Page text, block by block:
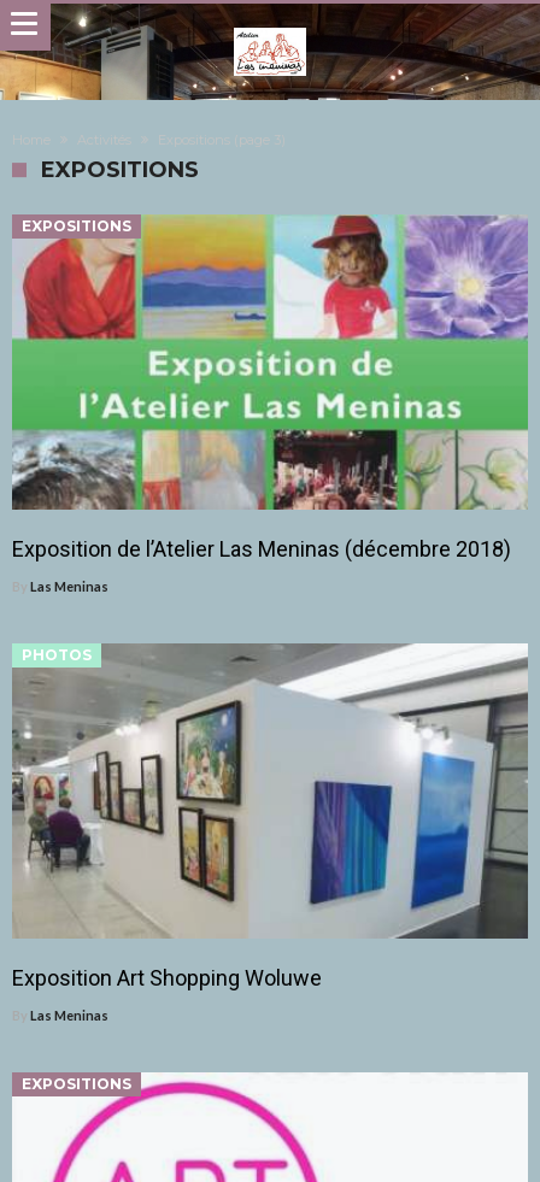
Home Activités Expositions (page 3)
EXPOSITIONS
EXPOSITIONS
Exposition de l’Atelier Las Meninas (décembre 2018)
By Las Meninas
PHOTOS
Exposition Art Shopping Woluwe
By Las Meninas
EXPOSITIONS